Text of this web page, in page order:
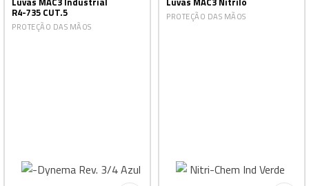
R4-735 CUT.5
PROTEÇÃO DAS MÃOS
PROTEÇÃO DAS MÃOS